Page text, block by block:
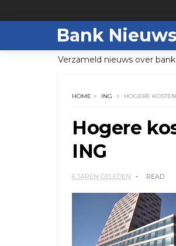
Bank Nieuws
Verzameld nieuws over
HOME ING HOGERE
Hogere
ING
6 JAREN GELEDEN READ